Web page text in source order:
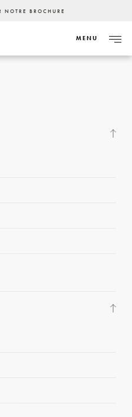
NOTRE BROCHURE
MENU